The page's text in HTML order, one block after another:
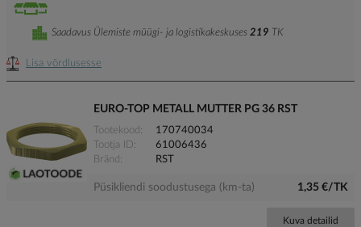
Lisa võrdlusesse
Saadavus Ülemiste müügi- ja logistikakeskuses 219 TK
EURO-TOP METALL MUTTER PG 36 RST
Tootekood
170740034
Tootja ID
61006436
Bränd
RST
Püsikliendi soodustusega (km-ta) 1,35 €/TK
Kuva detailid